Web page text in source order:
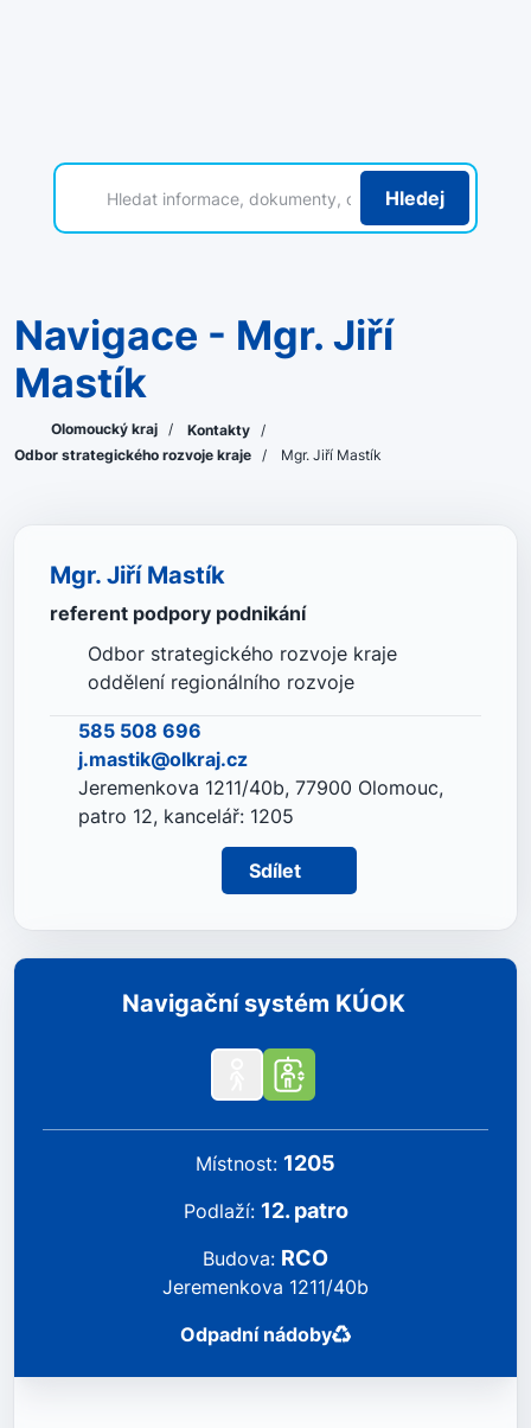
Hledej
Navigace - Mgr. Jiří
Mastík
Olomoucký kraj / Kontakty /
Odbor strategického rozvoje kraje / Mgr. Jiří Mastík
Mgr. Jiří Mastík
referent podpory podnikání
Odbor strategického rozvoje kraje
oddělení regionálního rozvoje
585 508 696
j.mastik@olkraj.cz
Jeremenkova 1211/40b, 77900 Olomouc,
patro 12, kancelář: 1205
Sdílet
Navigační systém KÚOK
místnost: 1205
podlaží: 12.patro
Budova: RCO
Jeremenkova 1211/40b
Odpadní nádoby